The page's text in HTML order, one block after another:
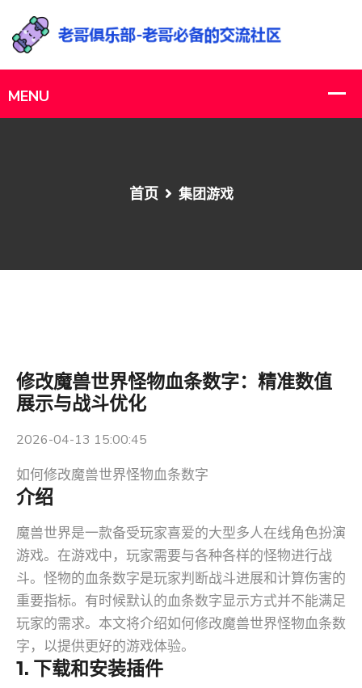
首页 集团游戏
修改魔兽世界怪物血条数字：精准数值
展示与战斗优化
2026-04-13 15:00:45
如何修改魔兽世界怪物血条数字
介绍
魔兽世界是一款备受玩家喜爱的大型多人在线角色扮演
游戏。在游戏中，玩家需要与各种各样的怪物进行战
斗。怪物的血条数字是玩家判断战斗进展和计算伤害的
重要指标。有时候默认的血条数字显示方式并不能满足
玩家的需求。本文将介绍如何修改魔兽世界怪物血条数
字，以提供更好的游戏体验。
1. 下载和安装插件